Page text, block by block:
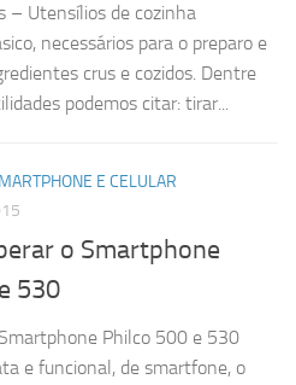
– Utensílios de cozinha
necessários para o preparo e
crus e cozidos. Dentre
podemos citar: tirar...
E CELULAR
o Smartphone
530
Philco 500 e 530
e funcional, de smartfone, o